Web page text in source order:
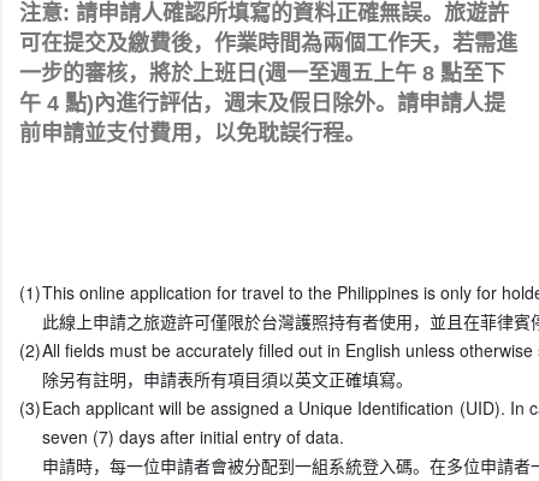
注意: 請申請人確認所填寫的資料正確無誤。旅遊許
可在提交及繳費後，作業時間為兩個工作天，若需進
一步的審核，將於上班日(週一至週五上午 8 點至下
午 4 點)內進行評估，週末及假日除外。請申請人提
前申請並支付費用，以免耽誤行程。
(1)This online application for travel to the Philippines is only for
此線上申請之旅遊許可僅限於台灣護照持有者使用，並且在菲律
(2)All fields must be accurately filled out in English unless otherwise
除另有註明，申請表所有項目須以英文正確填寫。
(3)Each applicant will be assigned a Unique Identification (UID).
seven (7) days after initial entry of data.
申請時，每一位申請者會被分配到一組系統登入碼。在多位申請